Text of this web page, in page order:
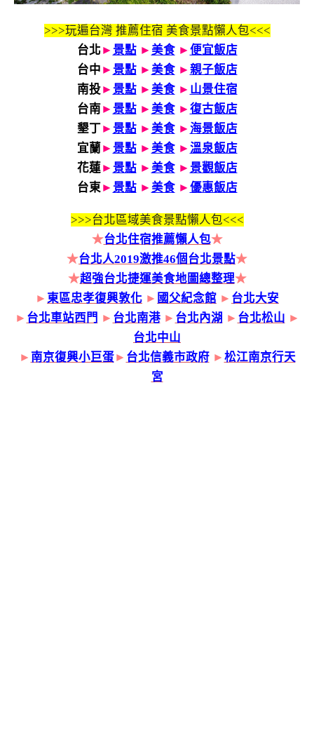
>>>玩遍台灣 推薦住宿 美食景點懶人包<<<
台北 ► 景點 ► 美食► 便宜飯店
台中 ► 景點 ► 美食► 親子飯店
南投► 景點 ► 美食► 山景住宿
台南► 景點 ► 美食► 復古飯店
墾丁► 景點 ► 美食► 海景飯店
宜蘭 ► 景點 ► 美食► 溫泉飯店
花蓮► 景點 ► 美食► 景觀飯店
台東► 景點 ► 美食► 優惠飯店
>>>台北區域美食景點懶人包<<<
★台北住宿推薦懶人包★
★台北人2019激推46個台北景點★
★超強台北捷運美食地圖總整理★
► 東區忠孝復興敦化 ► 國父紀念館 ► 台北大安
► 台北車站西門 ► 台北南港 ► 台北內湖 ► 台北松山 ►
台北中山
► 南京復興小巨蛋► 台北信義市政府► 松江南京行天
宮